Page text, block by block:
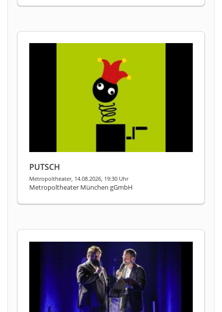
PUTSCH
Metropoltheater, 14.08.2026, 19:30 Uhr
Metropoltheater München gGmbH